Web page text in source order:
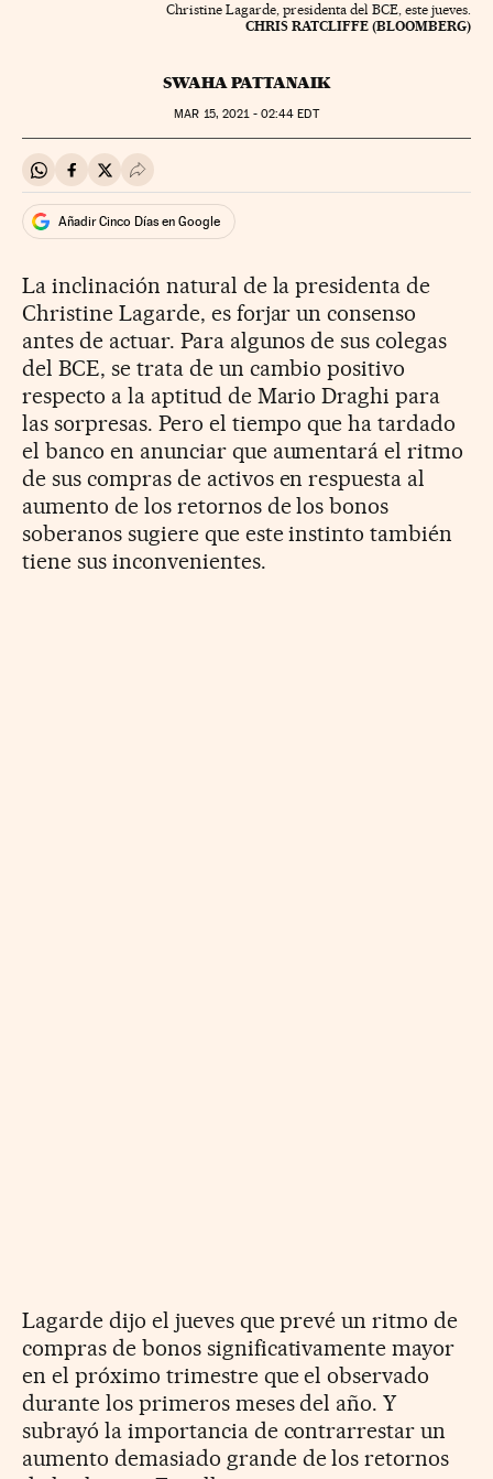
Christine Lagarde, presidenta del BCE, este jueves.
CHRIS RATCLIFFE (BLOOMBERG)
SWAHA PATTANAIK
MAR 15, 2021 - 02:44 EDT
Compartir en Whatsapp
Compartir en Facebook
Compartir en Twitter
Desplegar Redes Sociales
Añadir Cinco Días en Google
La inclinación natural de la presidenta de
Christine Lagarde, es forjar un consenso
antes de actuar. Para algunos de sus colegas
del BCE, se trata de un cambio positivo
respecto a la aptitud de Mario Draghi para
las sorpresas. Pero el tiempo que ha tardado
el banco en anunciar que aumentará el ritmo
de sus compras de activos en respuesta al
aumento de los retornos de los bonos
soberanos sugiere que este instinto también
tiene sus inconvenientes.
Lagarde dijo el jueves que prevé un ritmo de
compras de bonos significativamente mayor
en el próximo trimestre que el observado
durante los primeros meses del año. Y
subrayó la importancia de contrarrestar un
aumento demasiado grande de los retornos